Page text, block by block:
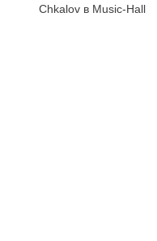
Chkalov в Musiс-Hall